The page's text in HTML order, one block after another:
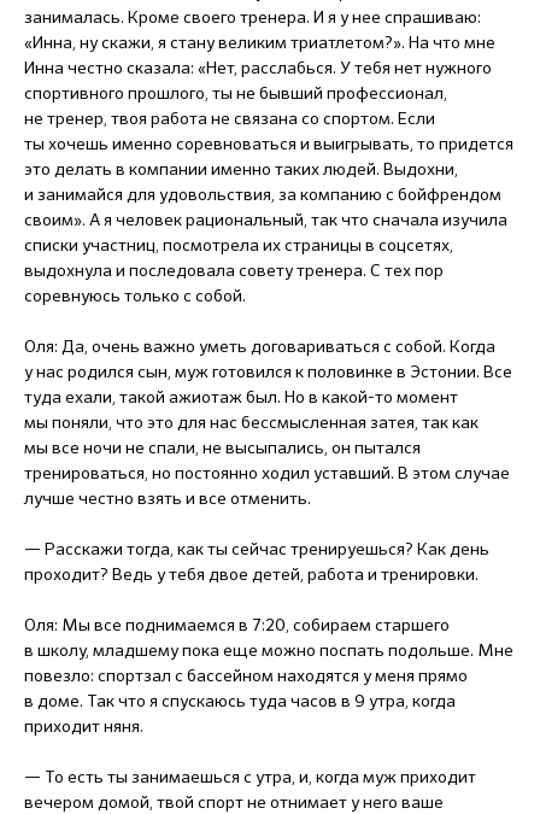
занималась. Кроме своего тренера. И я у нее спрашиваю:
«Инна, ну скажи, я стану великим триатлетом?». На что мне
Инна честно сказала: «Нет, расслабься. У тебя нет нужного
спортивного прошлого, ты не бывший профессионал,
не тренер, твоя работа не связана со спортом. Если
ты хочешь именно соревноваться и выигрывать, то придется
это делать в компании именно таких людей. Выдохни,
и занимайся для удовольствия, за компанию с бойфрендом
своим». А я человек рациональный, так что сначала изучила
списки участниц, посмотрела их страницы в соцсетях,
выдохнула и последовала совету тренера. С тех пор
соревнуюсь только с собой.
Оля: Да, очень важно уметь договариваться с собой. Когда
у нас родился сын, муж готовился к половинке в Эстонии. Все
туда ехали, такой ажиотаж был. Но в какой-то момент
мы поняли, что это для нас бессмысленная затея, так как
мы все ночи не спали, не высыпались, он пытался
тренироваться, но постоянно ходил уставший. В этом случае
лучше честно взять и все отменить.
— Расскажи тогда, как ты сейчас тренируешься? Как день
проходит? Ведь у тебя двое детей, работа и тренировки.
Оля: Мы все поднимаемся в 7:20, собираем старшего
в школу, младшему пока еще можно поспать подольше. Мне
повезло: спортзал с бассейном находятся у меня прямо
в доме. Так что я спускаюсь туда часов в 9 утра, когда
приходит няня.
— То есть ты занимаешься с утра, и, когда муж приходит
вечером домой, твой спорт не отнимает у него ваше